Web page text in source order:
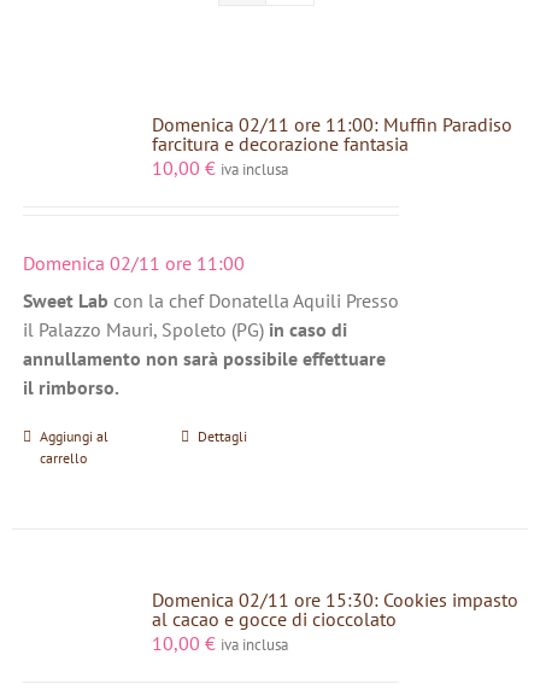
Domenica 02/11 ore 11:00: Muffin Paradiso
farcitura e decorazione fantasia
10,00 € iva inclusa
Domenica 02/11 ore 11:00
Sweet Lab con la chef Donatella Aquili Presso
il Palazzo Mauri, Spoleto (PG) in caso di
annullamento non sarà possibile effettuare
il rimborso.
Aggiungi al
carrello
Dettagli
Domenica 02/11 ore 15:30: Cookies impasto
al cacao e gocce di cioccolato
10,00 € iva inclusa